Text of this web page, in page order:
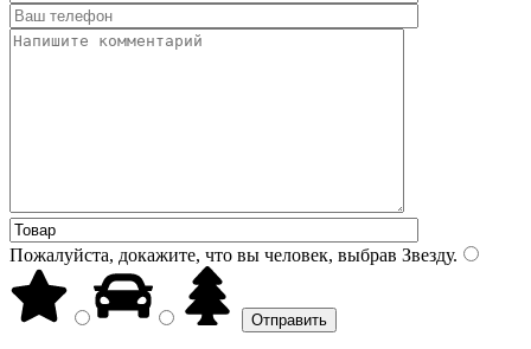
Пожалуйста, докажите, что вы человек, выбрав Звезду.